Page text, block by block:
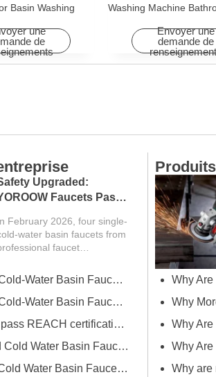
Basin Washing
une
de
Washing Machine
Hotels
Envoyer une
demande de
Upgraded:
Faucets Pass
February 2026, four single-
water basin faucets from
faucet
successfully passed FCM
(Food Contact Materials)...
YOROOW Single-Cold-Water Basin Faucets Pass RSL Restricted Substances List Screening
YOROOW Single-Cold-Water Basin Faucets Pass COA Testing, Further Enhancing International Compliance System
YOROOW faucets pass REACH certification, ensuring environmental friendliness and safety.
YOROOW Hot and Cold Water Basin Faucets Pass FDA Food Contact Material Compliance Test
YOROOW Single Cold Water Basin Faucets Successfully Pass GPSR Certification